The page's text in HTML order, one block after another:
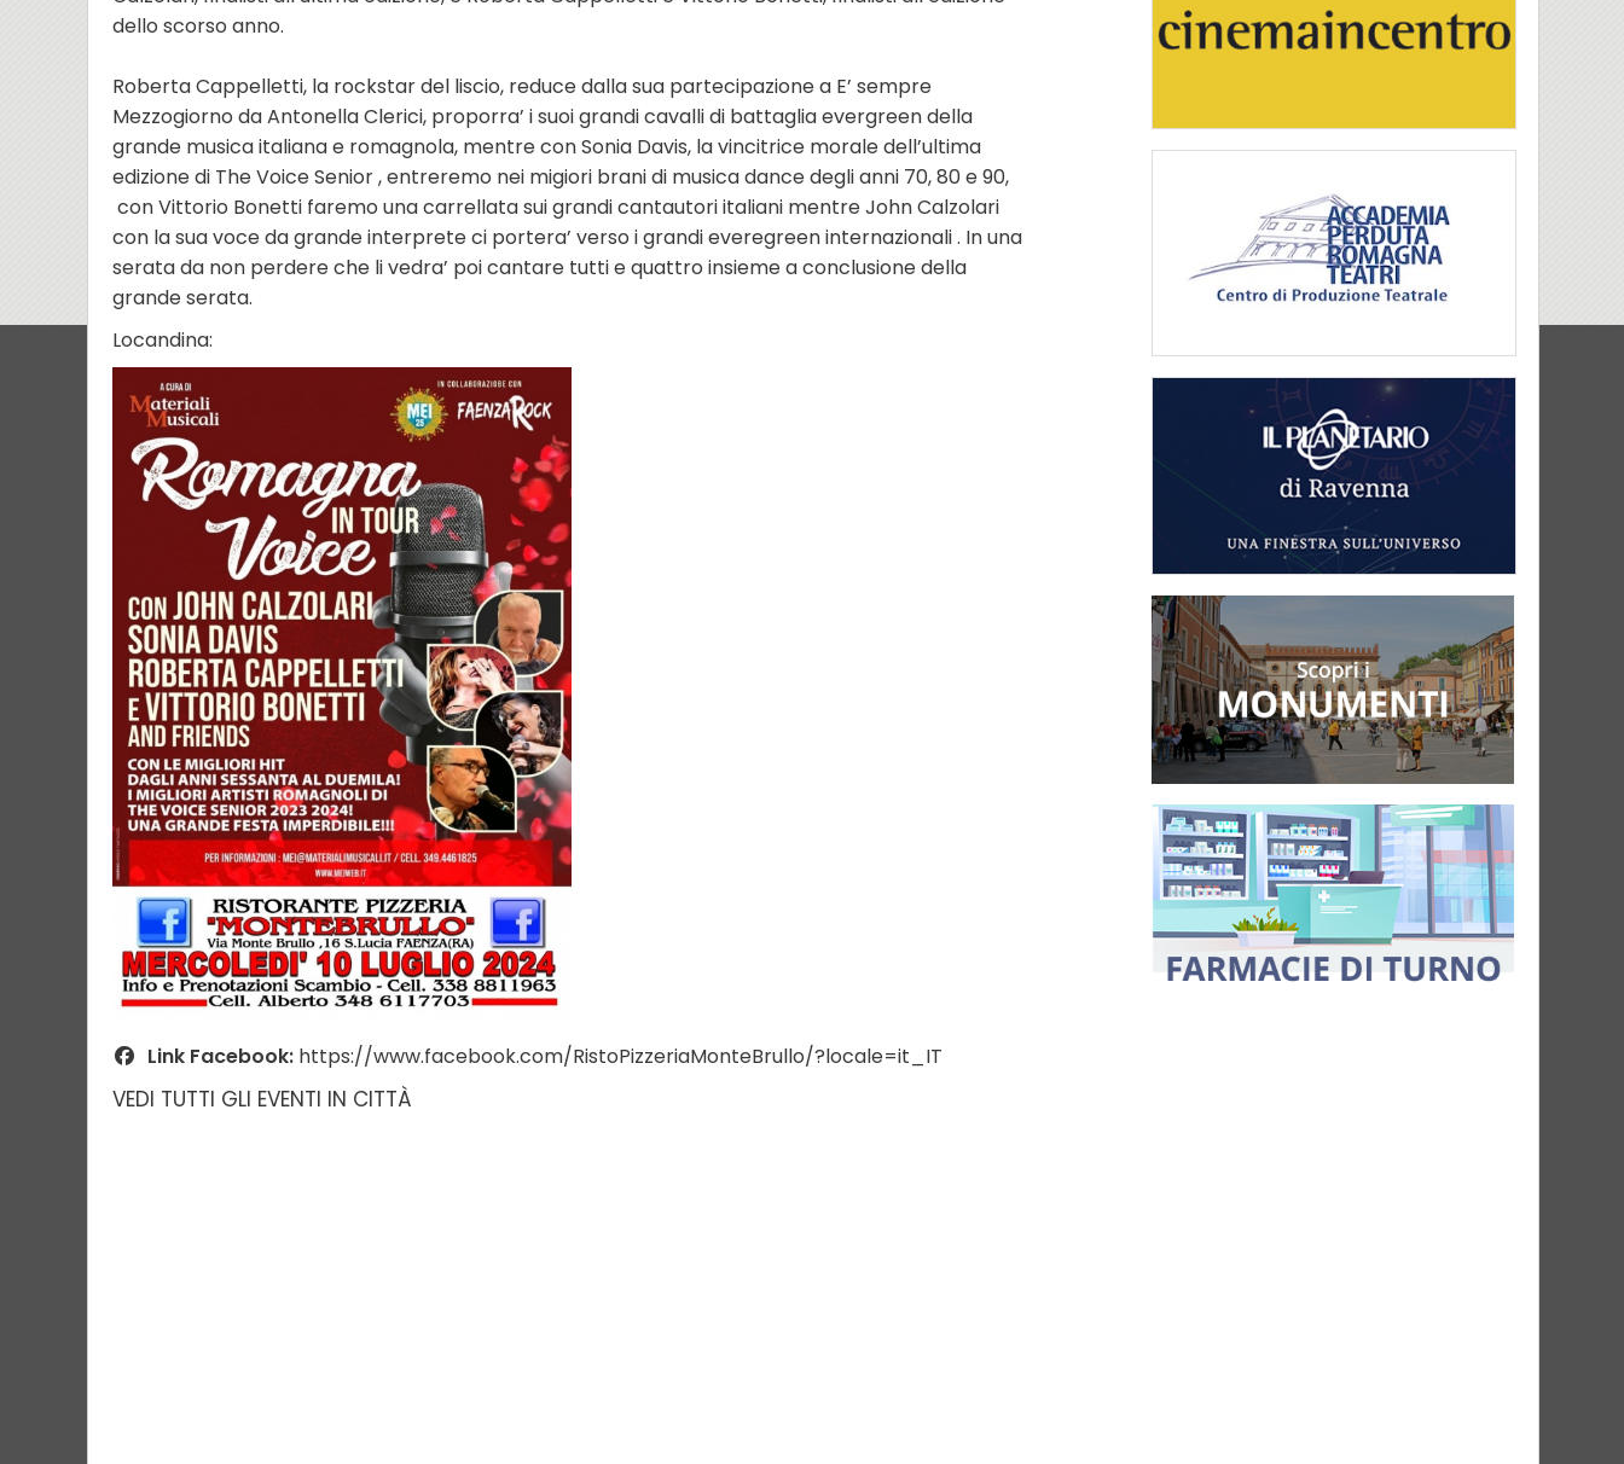
dello scorso anno.
Roberta Cappelletti, la rockstar del liscio, reduce dalla sua partecipazione a E’ sempre
Mezzogiorno da Antonella Clerici, proporra’ i suoi grandi cavalli di battaglia evergreen della
grande musica italiana e romagnola, mentre con Sonia Davis, la vincitrice morale dell’ultima
edizione di The Voice Senior , entreremo nei migiori brani di musica dance degli anni 70, 80 e 90,
con Vittorio Bonetti faremo una carrellata sui grandi cantautori italiani mentre John Calzolari
con la sua voce da grande interprete ci portera’ verso i grandi everegreen internazionali . In una
serata da non perdere che li vedra’ poi cantare tutti e quattro insieme a conclusione della
grande serata.
Locandina:
Link Facebook: https://www.facebook.com/RistoPizzeriaMonteBrullo/?locale=it_IT
VEDI TUTTI GLI EVENTI IN CITTÀ